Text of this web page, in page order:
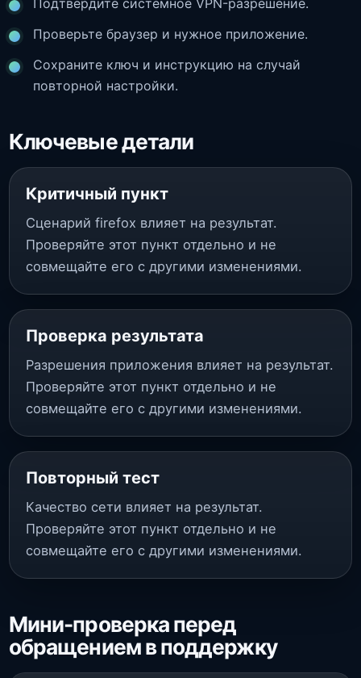
Подтвердите системное VPN-разрешение.
Проверьте браузер и нужное приложение.
Сохраните ключ и инструкцию на случай
повторной настройки.
Ключевые детали
Критичный пункт
Сценарий firefox влияет на результат.
Проверяйте этот пункт отдельно и не
совмещайте его с другими изменениями.
Проверка результата
Разрешения приложения влияет на результат.
Проверяйте этот пункт отдельно и не
совмещайте его с другими изменениями.
Повторный тест
Качество сети влияет на результат.
Проверяйте этот пункт отдельно и не
совмещайте его с другими изменениями.
Мини-проверка перед
обращением в поддержку